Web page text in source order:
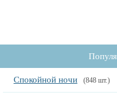
Спокойной ночи (848 шт.)